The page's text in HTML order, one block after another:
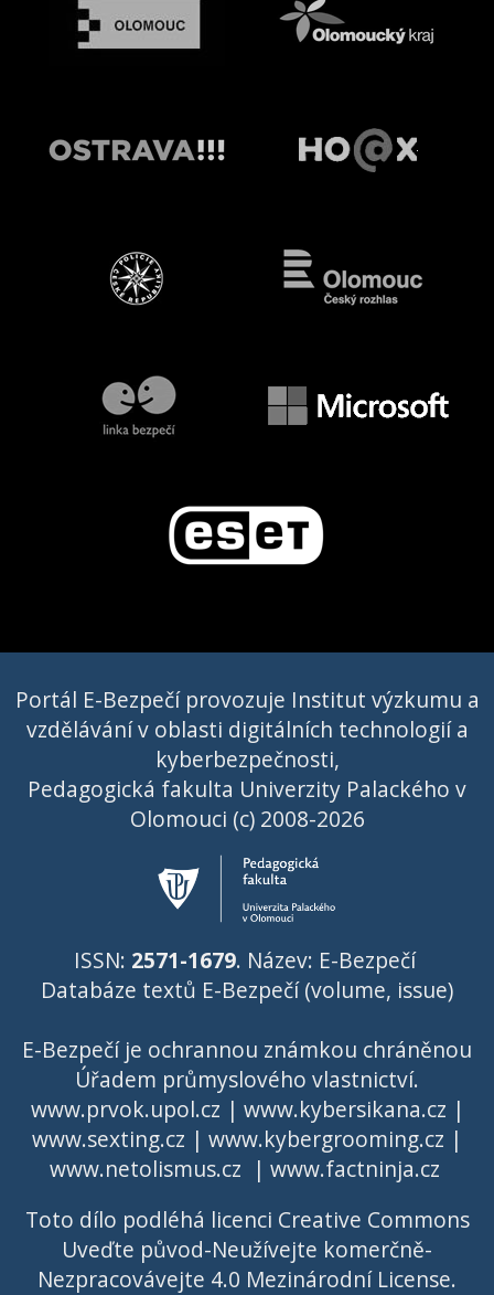
Portál E-Bezpečí provozuje Institut výzkumu a
vzdělávání v oblasti digitálních technologií a
kyberbezpečnosti,
Pedagogická fakulta Univerzity Palackého v
Olomouci (c) 2008-2026
ISSN: 2571-1679. Název: E-Bezpečí
Databáze textů E-Bezpečí (volume, issue)
E-Bezpečí je ochrannou známkou chráněnou
Úřadem průmyslového vlastnictví.
www.prvok.upol.cz | www.kybersikana.cz |
www.sexting.cz | www.kybergrooming.cz |
www.netolismus.cz | www.factninja.cz
Toto dílo podléhá licenci Creative Commons
Uveďte původ-Neužívejte komerčně-
Nezpracovávejte 4.0 Mezinárodní License.